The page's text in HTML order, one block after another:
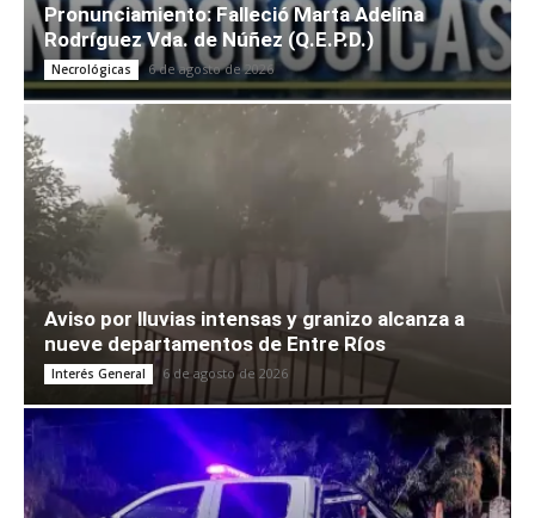
Pronunciamiento: Falleció Marta Adelina
Rodríguez Vda. de Núñez (Q.E.P.D.)
Necrológicas 6 de agosto de 2026
Aviso por lluvias intensas y granizo alcanza a
nueve departamentos de Entre Ríos
Interés General 6 de agosto de 2026